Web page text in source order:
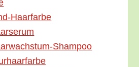
Haarfarbe
Shampoo